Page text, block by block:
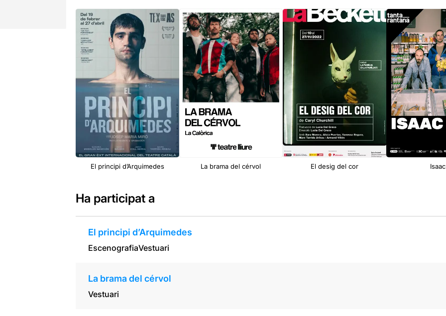
El principi d’Arquimedes La brama del cérvol El desig del cor Isaac
Ha participat a
El principi d’Arquimedes
EscenografiaVestuari
La brama del cérvol
Vestuari